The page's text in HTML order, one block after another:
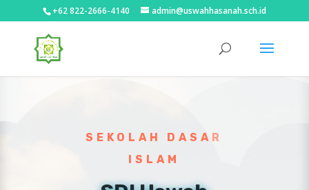
+62 822-2666-4140 admin@uswahhasanah.sch.id
SEKOLAH DASAR
ISLAM